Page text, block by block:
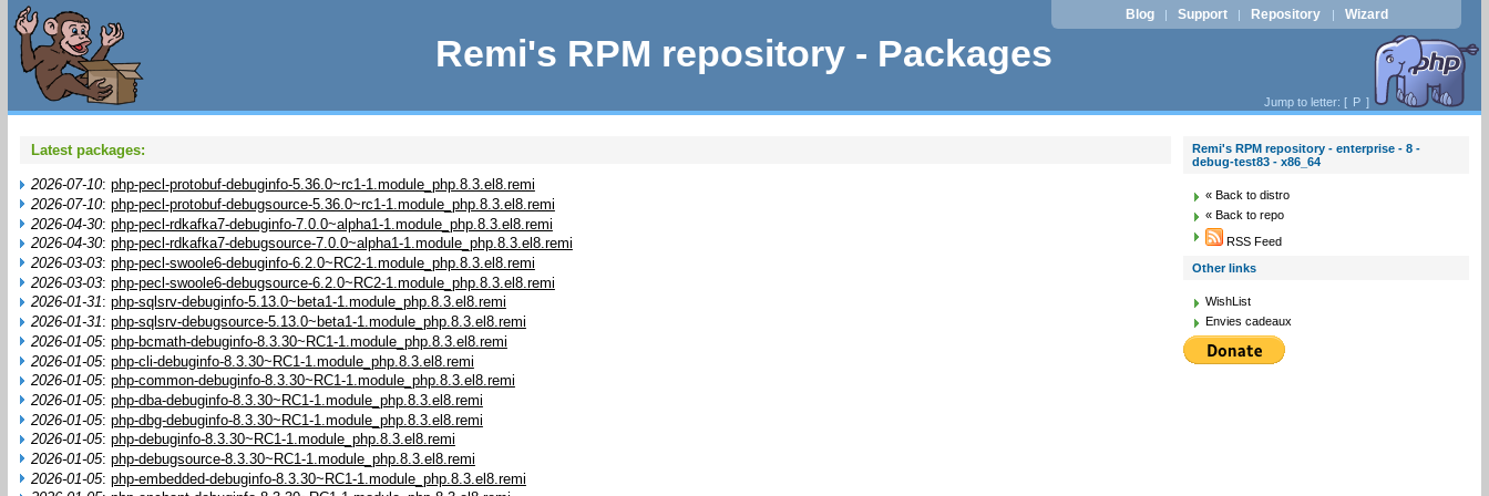
Remi's RPM repository - Packages
Blog | Support | Repository | Wizard
Jump to letter: [ P ]
Latest packages:
2026-07-10: php-pecl-protobuf-debuginfo-5.36.0~rc1-1.module_php.8.3.el8.remi
2026-07-10: php-pecl-protobuf-debugsource-5.36.0~rc1-1.module_php.8.3.el8.remi
2026-04-30: php-pecl-rdkafka7-debuginfo-7.0.0~alpha1-1.module_php.8.3.el8.remi
2026-04-30: php-pecl-rdkafka7-debugsource-7.0.0~alpha1-1.module_php.8.3.el8.remi
2026-03-03: php-pecl-swoole6-debuginfo-6.2.0~RC2-1.module_php.8.3.el8.remi
2026-03-03: php-pecl-swoole6-debugsource-6.2.0~RC2-1.module_php.8.3.el8.remi
2026-01-31: php-sqlsrv-debuginfo-5.13.0~beta1-1.module_php.8.3.el8.remi
2026-01-31: php-sqlsrv-debugsource-5.13.0~beta1-1.module_php.8.3.el8.remi
2026-01-05: php-bcmath-debuginfo-8.3.30~RC1-1.module_php.8.3.el8.remi
2026-01-05: php-cli-debuginfo-8.3.30~RC1-1.module_php.8.3.el8.remi
2026-01-05: php-common-debuginfo-8.3.30~RC1-1.module_php.8.3.el8.remi
2026-01-05: php-dba-debuginfo-8.3.30~RC1-1.module_php.8.3.el8.remi
2026-01-05: php-dbg-debuginfo-8.3.30~RC1-1.module_php.8.3.el8.remi
2026-01-05: php-debuginfo-8.3.30~RC1-1.module_php.8.3.el8.remi
2026-01-05: php-debugsource-8.3.30~RC1-1.module_php.8.3.el8.remi
2026-01-05: php-embedded-debuginfo-8.3.30~RC1-1.module_php.8.3.el8.remi
Remi's RPM repository - enterprise - 8 -
debug-test83 - x86_64
« Back to distro
« Back to repo
RSS Feed
Other links
WishList
Envies cadeaux